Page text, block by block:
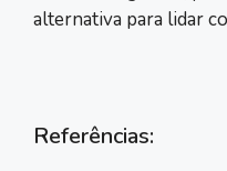
alternativa para lidar
Referências: